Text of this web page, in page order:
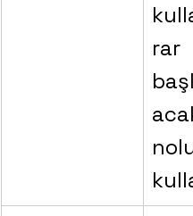
rar